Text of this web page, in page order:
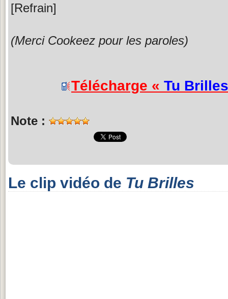
[Refrain]
(Merci Cookeez pour les paroles)
Télécharge « Tu Brilles
Note :
Le clip vidéo de Tu Brilles